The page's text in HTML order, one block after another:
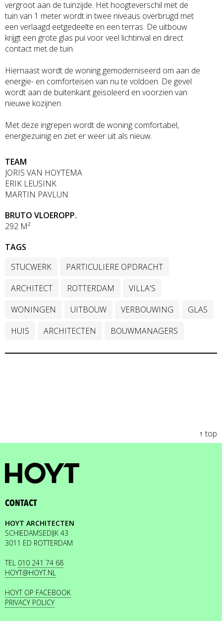
vergroot aan de tuinzijde. Het hoogteverschil met de
tuin van 1 meter wordt in twee niveaus overbrugd met
een verlaagd eetgedeelte en een terras. De uitbouw
krijgt een grote glas pui voor veel lichtinval en direct
contact met de tuin.
Hiernaast wordt de woning gemoderniseerd om aan de
energie- en comforteisen van nu te voldoen. De gevel
wordt aan de buitenkant geïsoleerd en voorzien van
nieuwe kozijnen.
Met deze ingrepen wordt de woning comfortabel,
energiezuinig en ziet er weer uit als nieuw.
TEAM
JORIS VAN HOYTEMA
ERIK LEUSINK
MARTIN PAVLUN
BRUTO VLOEROPP.
292 M²
TAGS
STUCWERK
PARTICULIERE OPDRACHT
ARCHITECT
ROTTERDAM
VILLA'S
WONINGEN
UITBOUW VERBOUWING
GLAS
HUIS
ARCHITECTEN BOUWMANAGERS
↑ top
CONTACT
HOYT ARCHITECTEN
SCHIEDAMSEDIJK 43
3011 ED ROTTERDAM
TEL 010 241 74 68
HOYT@HOYT.NL
HOYT OP FACEBOOK
PRIVACY POLICY